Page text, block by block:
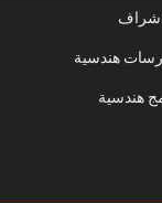
هندسية
هندسية